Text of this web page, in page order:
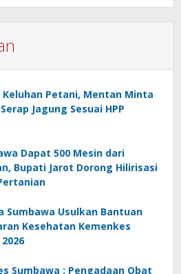
Keluhan Petani, Mentan Minta
Jagung Sesuai HPP
Dapat 500 Mesin dari
Bupati Jarot Dorong Hilirisasi
Sumbawa Usulkan Bantuan
Kesehatan Kemenkes
Sumbawa : Pengadaan Obat